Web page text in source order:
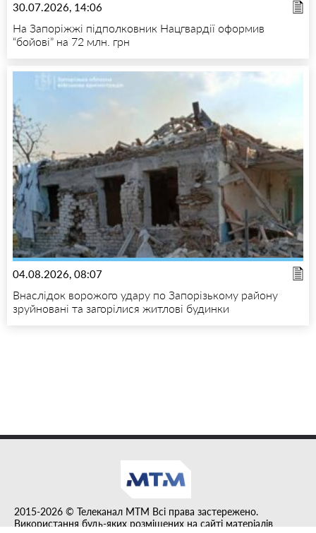
30.07.2026, 14:06
На Запоріжжі підполковник Нацгвардії оформив
“бойові” на 72 млн. грн
04.08.2026, 08:07
Внаслідок ворожого удару по Запорізькому району
зруйновані та загорілися житлові будинки
2015-2026 © Телеканал MTM Всі права застережено.
Використання будь-яких розміщених на сайті матеріалів